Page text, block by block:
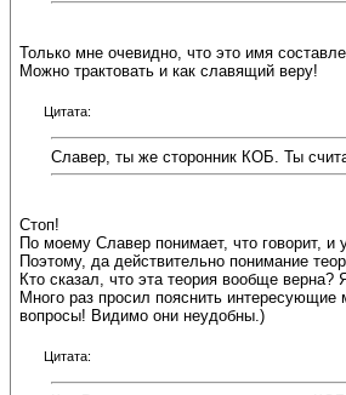
Только мне очевидно, что это имя
Можно трактовать и как славящий веру!
Цитата:
Славер, ты же сторонник КОБ. Ты
Стоп!
По моему Славер понимает, что говорит,
Поэтому, да действительно понимание
Кто сказал, что эта теория вообще верна?
Много раз просил пояснить интересующие
вопросы! Видимо они неудобны.)
Цитата: